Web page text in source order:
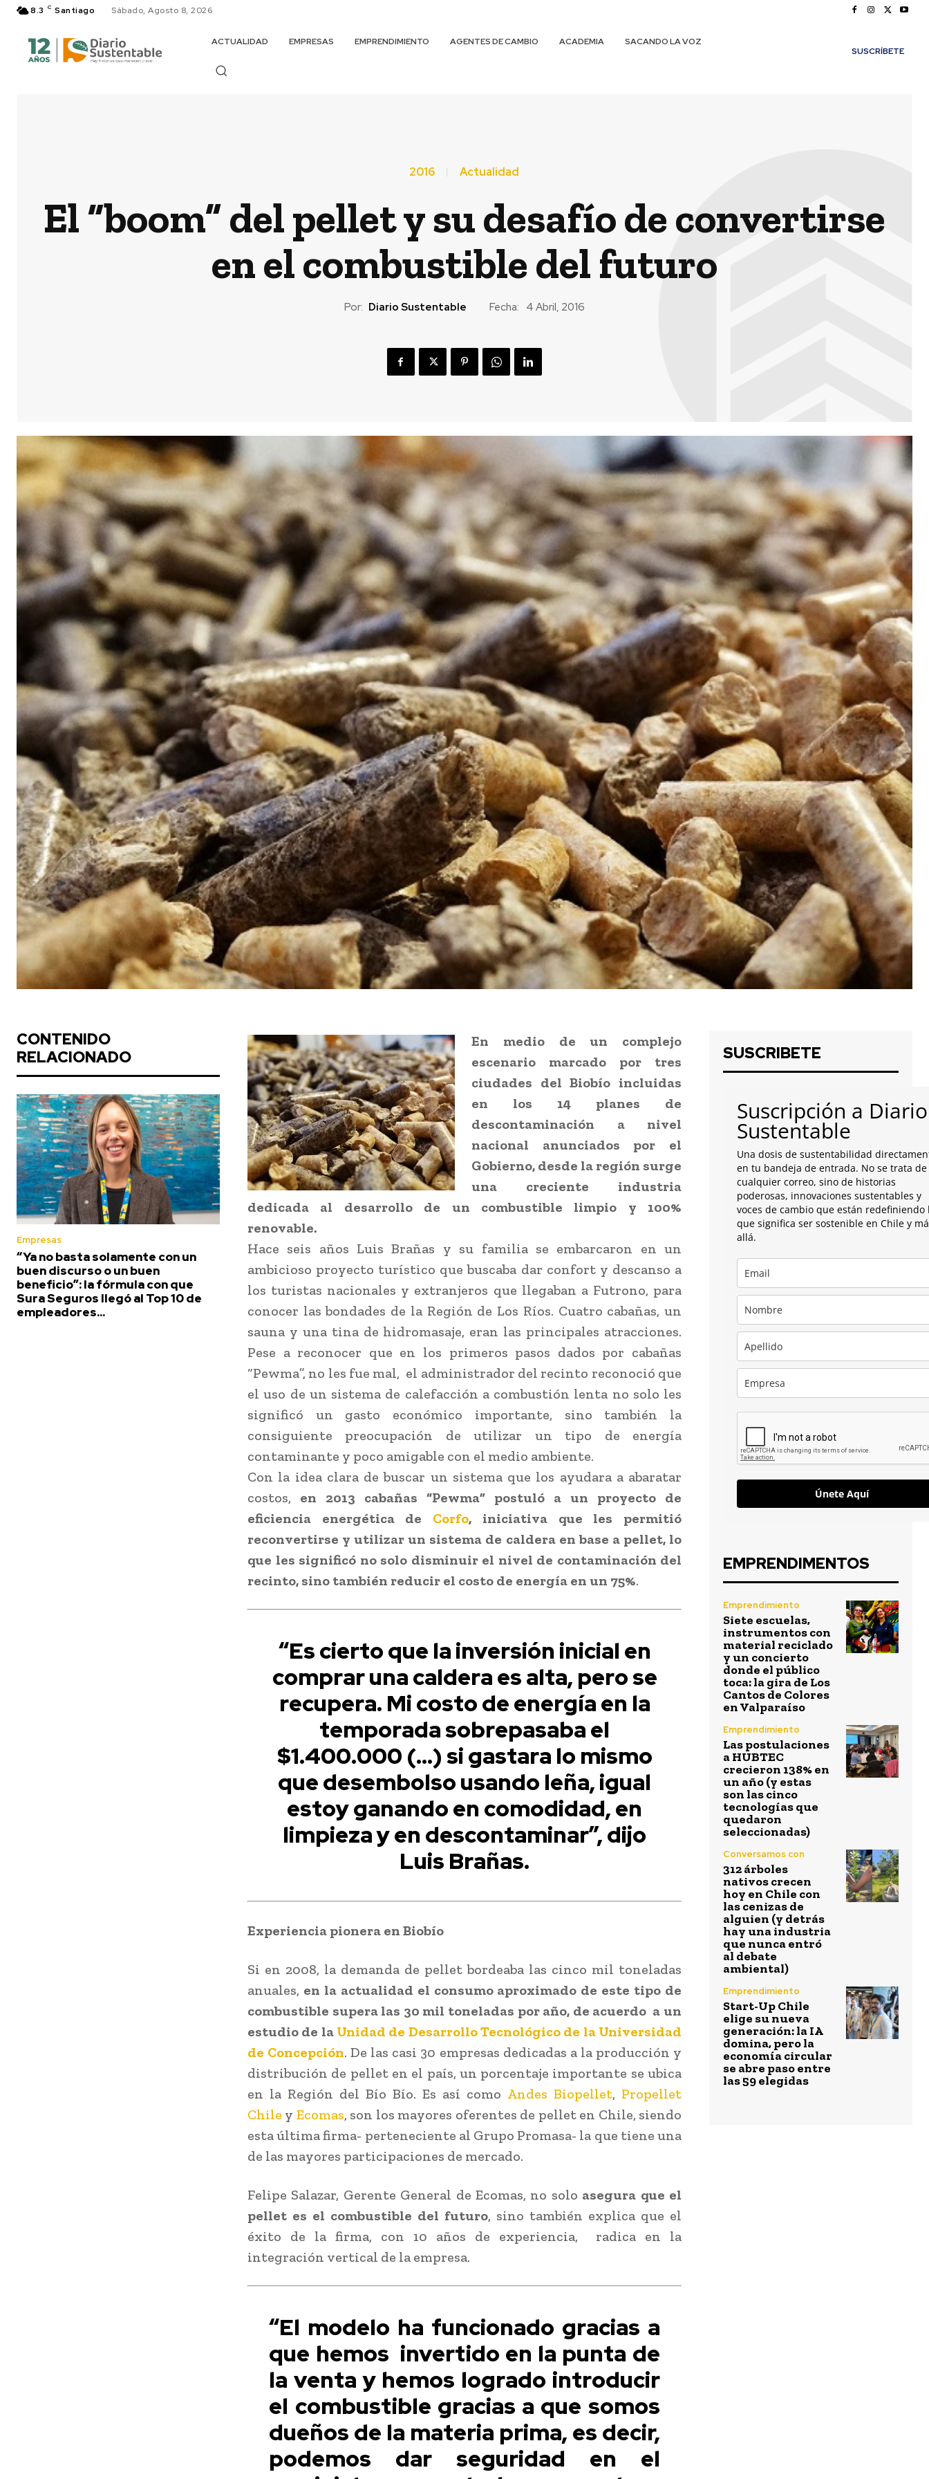
8.3 C Santiago Sábado, Agosto 8, 2026
ACTUALIDAD EMPRESAS EMPRENDIMIENTO AGENTES DE CAMBIO ACADEMIA
SACANDO LA VOZ
SUSCRÍBETE
2016 Actualidad
El “boom” del pellet y su desafío de convertirse
en el combustible del futuro
Por: Diario Sustentable Fecha: 4 Abril, 2016
CONTENIDO
RELACIONADO
Empresas
“Ya no basta solamente con un
buen discurso o un buen
beneficio”: la fórmula con que
Sura Seguros llegó al Top 10 de
empleadores...
En medio de un complejo
escenario marcado por tres
ciudades del Biobío incluidas
en los 14 planes de
descontaminación a nivel
nacional anunciados por el
Gobierno, desde la región surge
una creciente industria
dedicada al desarrollo de un combustible limpio y 100%
renovable.
Hace seis años Luis Brañas y su familia se embarcaron en un
ambicioso proyecto turístico que buscaba dar confort y descanso a
los turistas nacionales y extranjeros que llegaban a Futrono, para
conocer las bondades de la Región de Los Ríos. Cuatro cabañas, un
sauna y una tina de hidromasaje, eran las principales atracciones.
Pese a reconocer que en los primeros pasos dados por cabañas
“Pewma”, no les fue mal, el administrador del recinto reconoció que
el uso de un sistema de calefacción a combustión lenta no solo les
significó un gasto económico importante, sino también la
consiguiente preocupación de utilizar un tipo de energía
contaminante y poco amigable con el medio ambiente.
Con la idea clara de buscar un sistema que los ayudara a abaratar
costos, en 2013 cabañas “Pewma” postuló a un proyecto de
eficiencia energética de Corfo, iniciativa que les permitió
reconvertirse y utilizar un sistema de caldera en base a pellet, lo
que les significó no solo disminuir el nivel de contaminación del
recinto, sino también reducir el costo de energía en un 75%.
“Es cierto que la inversión inicial en
comprar una caldera es alta, pero se
recupera. Mi costo de energía en la
temporada sobrepasaba el
$1.400.000 (…) si gastara lo mismo
que desembolso usando leña, igual
estoy ganando en comodidad, en
limpieza y en descontaminar”, dijo
Luis Brañas.
Experiencia pionera en Biobío
Si en 2008, la demanda de pellet bordeaba las cinco mil toneladas
anuales, en la actualidad el consumo aproximado de este tipo de
combustible supera las 30 mil toneladas por año, de acuerdo a un
estudio de la Unidad de Desarrollo Tecnológico de la Universidad
de Concepción. De las casi 30 empresas dedicadas a la producción y
distribución de pellet en el país, un porcentaje importante se ubica
en la Región del Bío Bío. Es así como Andes Biopellet, Propellet
Chile y Ecomas, son los mayores oferentes de pellet en Chile, siendo
esta última firma- perteneciente al Grupo Promasa- la que tiene una
de las mayores participaciones de mercado.
Felipe Salazar, Gerente General de Ecomas, no solo asegura que el
pellet es el combustible del futuro, sino también explica que el
éxito de la firma, con 10 años de experiencia, radica en la
integración vertical de la empresa.
“El modelo ha funcionado gracias a
que hemos invertido en la punta de
la venta y hemos logrado introducir
el combustible gracias a que somos
dueños de la materia prima, es decir,
podemos dar seguridad en el
SUSCRIBETE
Suscripción a Diario
Sustentable
Una dosis de sustentabilidad
en tu bandeja de entrada. No se trata de
cualquier correo, sino de historias
poderosas, innovaciones sustentables y
voces de cambio que están redefiniendo
que significa ser sostenible en Chile y
allá.
Únete Aquí
EMPRENDIMENTOS
Emprendimiento
Siete escuelas,
instrumentos con
material reciclado
y un concierto
donde el público
toca: la gira de Los
Cantos de Colores
en Valparaíso
Emprendimiento
Las postulaciones
a HUBTEC
crecieron 138% en
un año (y estas
son las cinco
tecnologías que
quedaron
seleccionadas)
Conversamos con
312 árboles
nativos crecen
hoy en Chile con
las cenizas de
alguien (y detrás
hay una industria
que nunca entró
al debate
ambiental)
Emprendimiento
Start-Up Chile
elige su nueva
generación: la IA
domina, pero la
economía circular
se abre paso entre
las 59 elegidas